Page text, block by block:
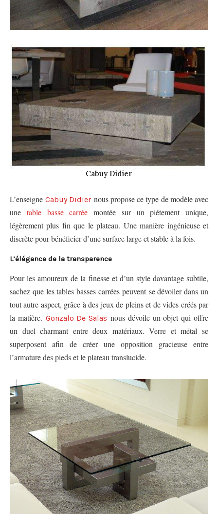
Cabuy Didier
L’enseigneCabuy Didier nous propose ce type de modèle avec
une table basse carrée montée sur un piétement unique,
légèrement plus fin que le plateau. Une manière ingénieuse et
discrète pour bénéficier d’une surface large et stable à la fois.
L’élégance de la transparence
Pour les amoureux de la finesse et d’un style davantage subtile,
sachez que les tables basses carrées peuvent se dévoiler dans un
tout autre aspect, grâce à des jeux de pleins et de vides créés par
la matière. Gonzalo De Salas nous dévoile un objet qui offre
un duel charmant entre deux matériaux. Verre et métal se
superposent afin de créer une opposition gracieuse entre
l’armature des pieds et le plateau translucide.